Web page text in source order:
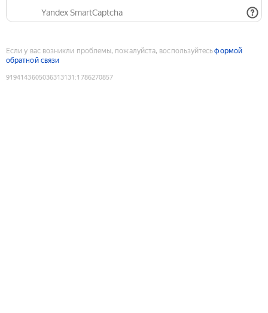
Yandex SmartCaptcha
Если у вас возникли проблемы, пожалуйста, воспользуйтесьформой
обратной связи
9194143605036313131 :1786270857